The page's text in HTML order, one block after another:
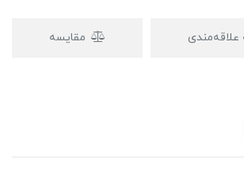
مقایسه